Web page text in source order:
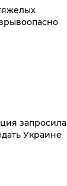
запросила
Украине